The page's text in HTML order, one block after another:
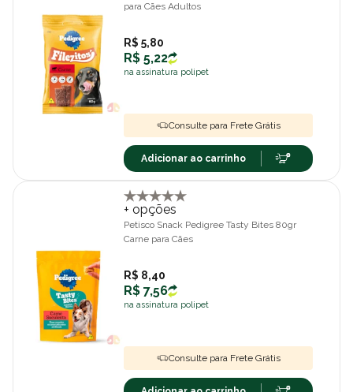
para Cães Adultos
R$ 5,80
R$ 5,22
na assinatura polipet
Consulte para Frete Grátis
Adicionar ao carrinho
+ opções
Petisco Snack Pedigree Tasty Bites 80gr
Carne para Cães
R$ 8,40
R$ 7,56
na assinatura polipet
Consulte para Frete Grátis